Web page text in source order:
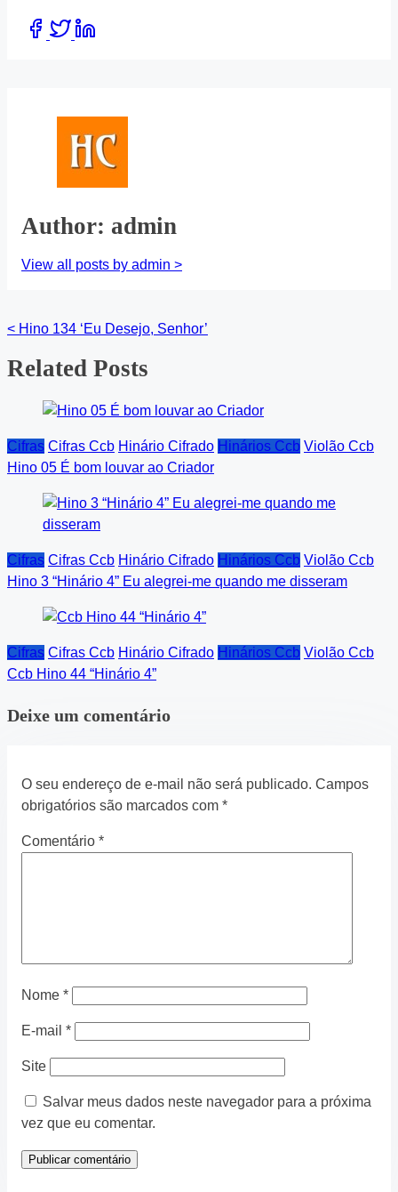
Share
Author: admin
View all posts by admin >
Posts
navigation
< Hino 134 ‘Eu Desejo, Senhor’
Related Posts
Cifras Cifras Ccb Hinário Cifrado Hinários Ccb Violão Ccb
Hino 05 É bom louvar ao Criador
Cifras Cifras Ccb Hinário Cifrado Hinários Ccb Violão Ccb
Hino 3 “Hinário 4” Eu alegrei-me quando me disseram
Cifras Cifras Ccb Hinário Cifrado Hinários Ccb Violão Ccb
Ccb Hino 44 “Hinário 4”
Deixe um comentário
O seu endereço de e-mail não será publicado. Campos
obrigatórios são marcados com *
Comentário *
Nome *
E-mail *
Site
Salvar meus dados neste navegador para a próxima
vez que eu comentar.